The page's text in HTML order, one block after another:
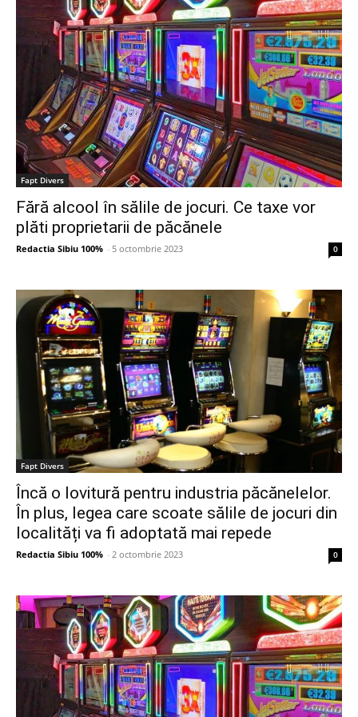
Fapt Divers
Fără alcool în sălile de jocuri. Ce taxe vor
plăti proprietarii de păcănele
Redactia Sibiu 100% - 5 octombrie 2023 0
Fapt Divers
Încă o lovitură pentru industria păcănelelor.
În plus, legea care scoate sălile de jocuri din
localități va fi adoptată mai repede
Redactia Sibiu 100% - 2 octombrie 2023 0